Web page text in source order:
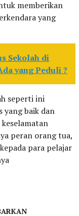
memberikan
yang
Sekolah di
yang Peduli ?
seperti ini
baik dan
peran orang tua,
para pelajar